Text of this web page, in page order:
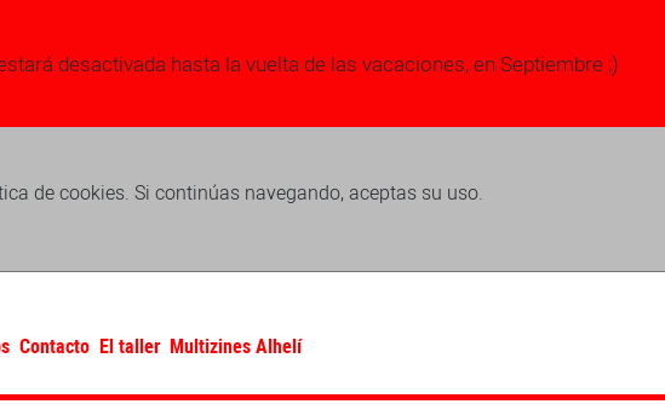
desactivada hasta la vuelta de las vacaciones, en Septiembre ;)
de cookies. Si continúas navegando, aceptas su uso.
Contacto El taller Multizines Alhelí